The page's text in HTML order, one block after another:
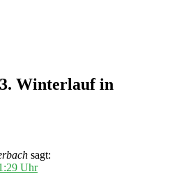
Winterlauf in
sagt:
Uhr